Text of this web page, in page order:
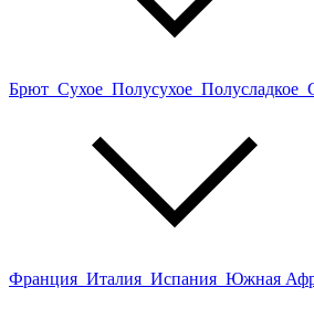
Брют Сухое Полусухое Полусладкое
Франция Италия Испания Южная